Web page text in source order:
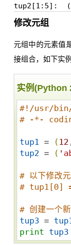
修改元组
元组中的元素值
接组合，如下实
实例(Python
#!/usr/bin/
# -*-
tup1 = ( 12
tup2 = ( '
# 以下修改元
# tup1[0]
# 创建一个
tup3 =
print
tup3